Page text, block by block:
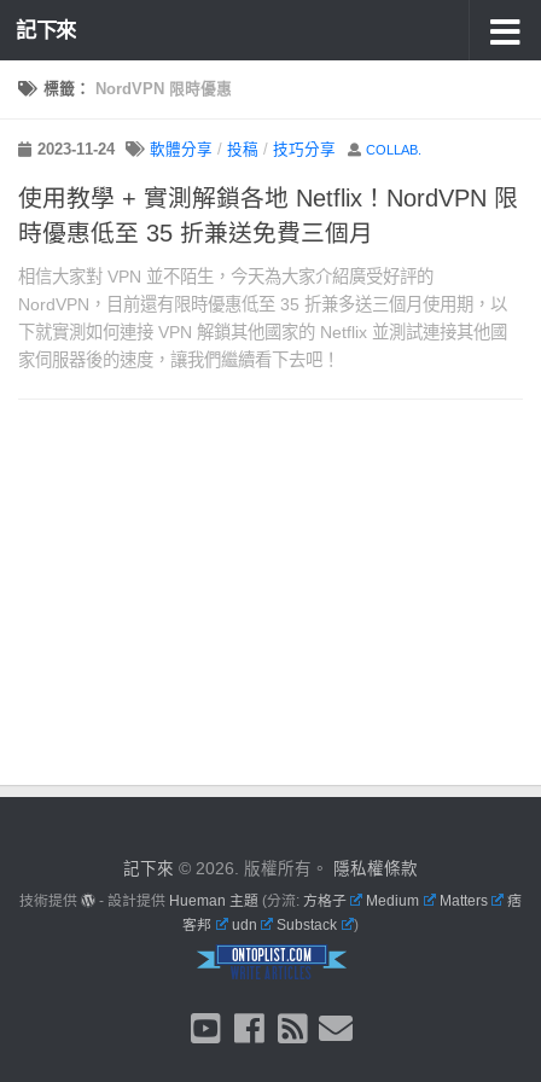
記下來
標籤： NordVPN 限時優惠
2023-11-24 軟體分享 / 投稿 / 技巧分享 COLLAB.
使用教學 + 實測解鎖各地 Netflix！NordVPN 限
時優惠低至 35 折兼送免費三個月
相信大家對 VPN 並不陌生，今天為大家介紹廣受好評的
NordVPN，目前還有限時優惠低至 35 折兼多送三個月使用期，以
下就實測如何連接 VPN 解鎖其他國家的 Netflix 並測試連接其他國
家伺服器後的速度，讓我們繼續看下去吧！
記下來 © 2026. 版權所有。 隱私權條款
技術提供 - 設計提供 Hueman 主題 (分流: 方格子 Medium Matters
痞
客邦
udn Substack )